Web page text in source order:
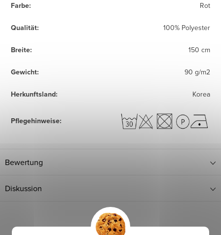
Farbe: Rot
Qualität: 100% Polyester
Breite: 150 cm
Gewicht: 90 g/m2
Herkunftsland: Korea
Pflegehinweise:
Bewertung
Diskussion